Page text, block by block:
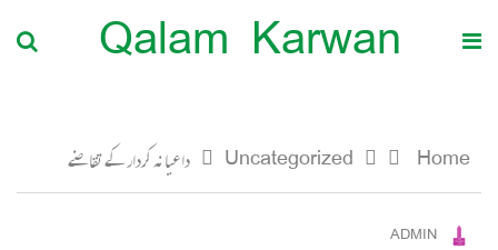
Qalam Karwan
Home
Uncategorized داعیانہ کردار کے تقاضے
ADMIN